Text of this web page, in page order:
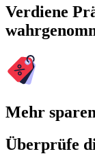
Verdiene
Mehr
Überprüfe